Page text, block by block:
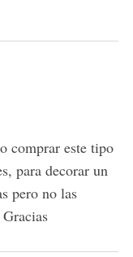
comprar este tipo
para decorar un
pero no las